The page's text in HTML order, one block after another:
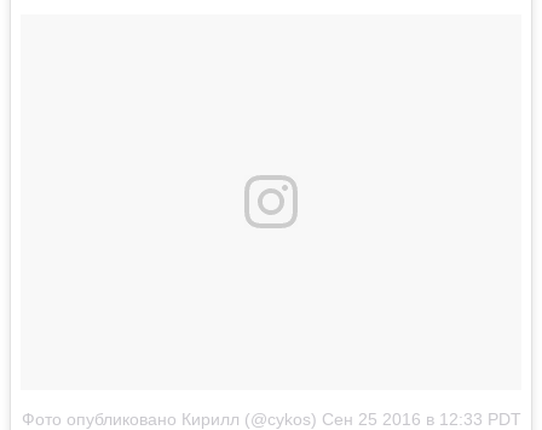
Фото опубликовано Кирилл (@cykos) Сен 25 2016 в 12:33 PDT